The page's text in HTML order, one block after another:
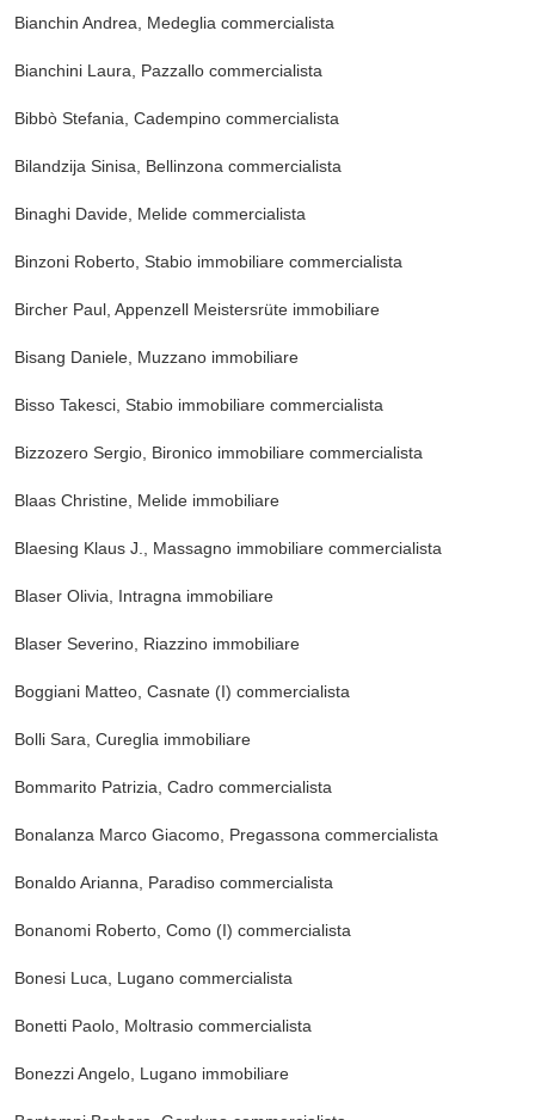
Bianchin Andrea, Medeglia commercialista
Bianchini Laura, Pazzallo commercialista
Bibbò Stefania, Cadempino commercialista
Bilandzija Sinisa, Bellinzona commercialista
Binaghi Davide, Melide commercialista
Binzoni Roberto, Stabio immobiliare commercialista
Bircher Paul, Appenzell Meistersrüte immobiliare
Bisang Daniele, Muzzano immobiliare
Bisso Takesci, Stabio immobiliare commercialista
Bizzozero Sergio, Bironico immobiliare commercialista
Blaas Christine, Melide immobiliare
Blaesing Klaus J., Massagno immobiliare commercialista
Blaser Olivia, Intragna immobiliare
Blaser Severino, Riazzino immobiliare
Boggiani Matteo, Casnate (I) commercialista
Bolli Sara, Cureglia immobiliare
Bommarito Patrizia, Cadro commercialista
Bonalanza Marco Giacomo, Pregassona commercialista
Bonaldo Arianna, Paradiso commercialista
Bonanomi Roberto, Como (I) commercialista
Bonesi Luca, Lugano commercialista
Bonetti Paolo, Moltrasio commercialista
Bonezzi Angelo, Lugano immobiliare